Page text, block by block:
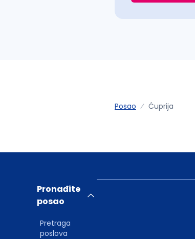
Posao Ćuprija
Pronađite
posao
Pretraga
poslova